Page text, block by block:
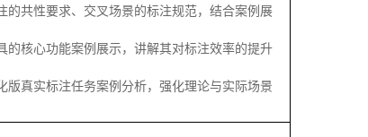
的共性要求、交叉场景的标注规范，结合案例展
的核心功能案例展示，讲解其对标注效率的提升
版真实标注任务案例分析，强化理论与实际场景